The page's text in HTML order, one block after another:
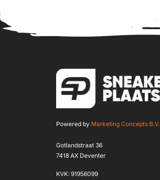
Powered by Marketing Concepts B.V.
Gotlandstraat 36
7418 AX Deventer
KVK: 91956099